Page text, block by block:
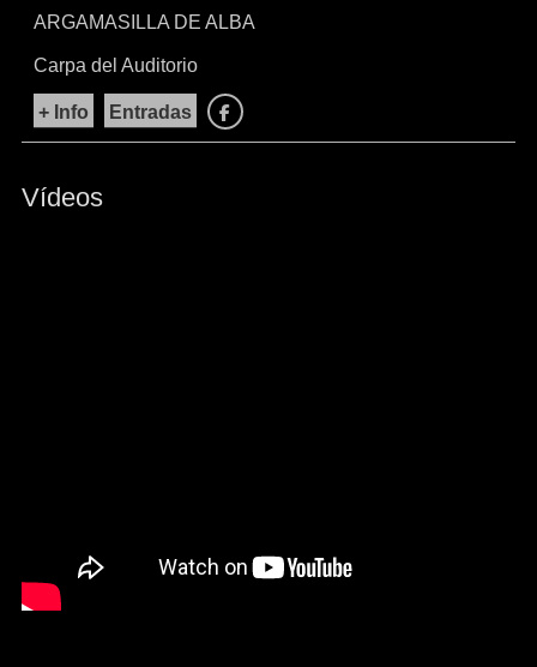
ARGAMASILLA DE ALBA
Carpa del Auditorio
+ Info Entradas Facebook
Vídeos